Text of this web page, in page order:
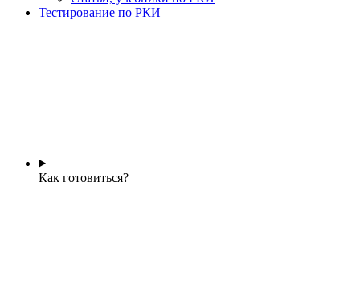
Тестирование по РКИ
Как готовиться?